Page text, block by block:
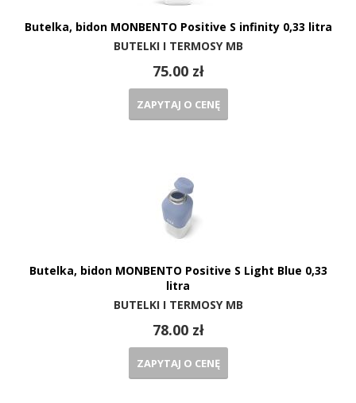
Butelka, bidon MONBENTO Positive S infinity 0,33 litra
BUTELKI I TERMOSY MB
75.00 zł
ZAPYTAJ O CENĘ
Butelka, bidon MONBENTO Positive S Light Blue 0,33
litra
BUTELKI I TERMOSY MB
78.00 zł
ZAPYTAJ O CENĘ